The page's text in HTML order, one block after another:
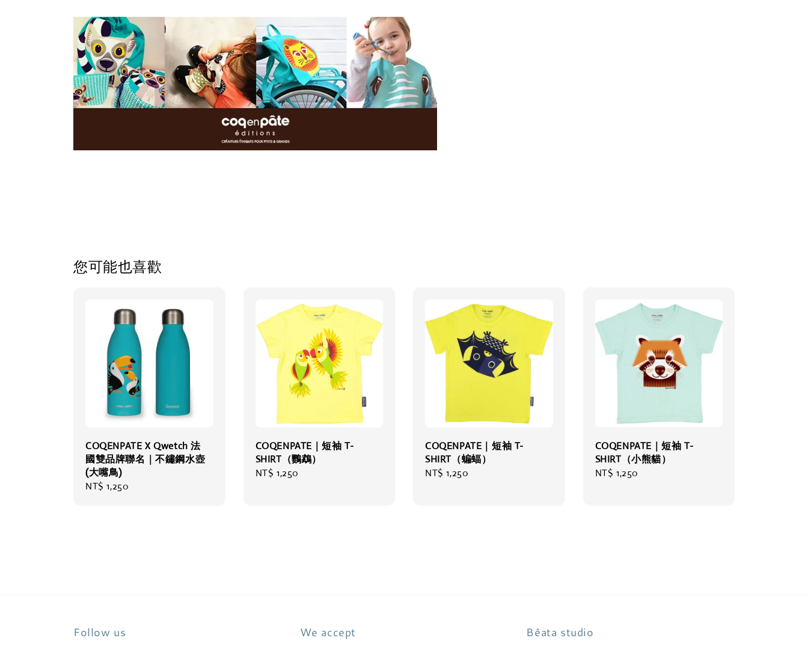
您可能也喜歡
COQENPATE X Qwetch 法
國雙品牌聯名｜不鏽鋼水壺
(大嘴鳥)
Regular
NT$ 1,250
COQENPATE｜短袖 T-
SHIRT（鸚鵡）
Regular
NT$ 1,250
COQENPATE｜短袖 T-
SHIRT（蝙蝠）
Regular
NT$ 1,250
COQENPATE｜短袖 T-
SHIRT（小熊貓）
Regular
NT$ 1,250
Follow us We accept Bêata studio